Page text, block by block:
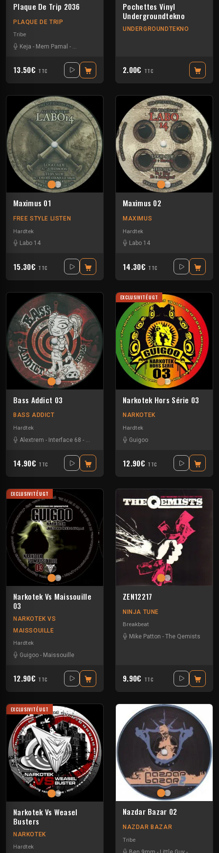
Plaque De Trip 2036
PLAQUE DE TRIP
Tribe
Keja - Mem Pamal - Ozystik
13.50€ TTC
Pochettes Vinyl
Undergroundtekno
UNDERGROUNDTEKNO
2.00€ TTC
Maximus 01
FREE STYLE LISTEN
Hardtek
Labo 14
15.30€ TTC
Maximus 02
MAXIMUS
Hardtek
Labo 14
14.30€ TTC
Bass Addict 03
BASS ADDICT
Hardtek
Alextrem - Interface 68 - Matek
14.90€ TTC
EXCLUSIVITÉ UGT
Narkotek Hors Série 03
NARKOTEK
Hardtek
Guigoo
12.90€ TTC
EXCLUSIVITÉ UGT
Narkotek Vs Maissouille
03
NARKOTEK VS
MAISSOUILLE
Hardtek
Guigoo - Maissouille
12.90€ TTC
ZEN12217
NINJA TUNE
Breakbeat
Mike Patton - The Qemists
9.90€ TTC
EXCLUSIVITÉ UGT
Narkotek Vs Weasel
Busters
NARKOTEK
Hardtek
Nazdar Bazar 02
NAZDAR BAZAR
Tribe